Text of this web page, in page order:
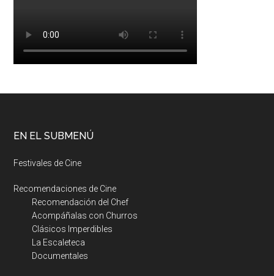
EN EL SUBMENÚ
Festivales de Cine
Recomendaciones de Cine
Recomendación del Chef
Acompáñalas con Churros
Clásicos Imperdibles
La Escaleteca
Documentales